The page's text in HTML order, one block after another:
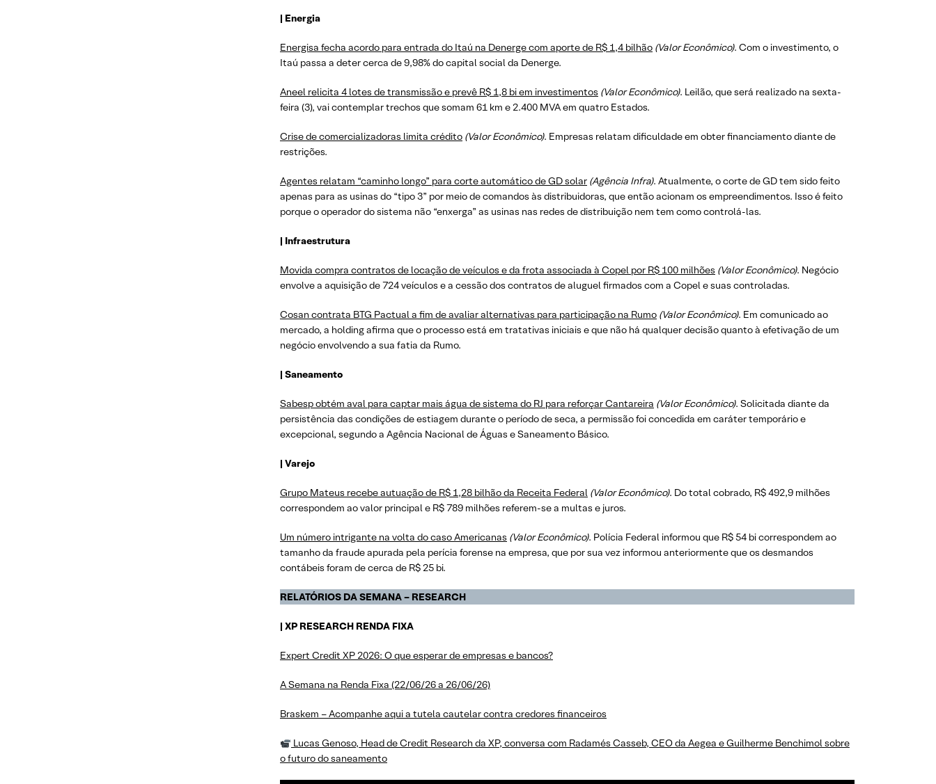
| Energia
Energisa fecha acordo para entrada do Itaú na Denerge com aporte de R$ 1,4 bilhão (Valor Econômico). Com o investimento, o
Itaú passa a deter cerca de 9,98% do capital social da Denerge.
Aneel relicita 4 lotes de transmissão e prevê R$ 1,8 bi em investimentos (Valor Econômico). Leilão, que será realizado na sexta-
feira (3), vai contemplar trechos que somam 61 km e 2.400 MVA em quatro Estados.
Crise de comercializadoras limita crédito (Valor Econômico). Empresas relatam dificuldade em obter financiamento diante de
restrições.
Agentes relatam “caminho longo” para corte automático de GD solar (Agência Infra). Atualmente, o corte de GD tem sido feito
apenas para as usinas do “tipo 3” por meio de comandos às distribuidoras, que então acionam os empreendimentos. Isso é feito
porque o operador do sistema não “enxerga” as usinas nas redes de distribuição nem tem como controlá-las.
| Infraestrutura
Movida compra contratos de locação de veículos e da frota associada à Copel por R$ 100 milhões (Valor Econômico). Negócio
envolve a aquisição de 724 veículos e a cessão dos contratos de aluguel firmados com a Copel e suas controladas.
Cosan contrata BTG Pactual a fim de avaliar alternativas para participação na Rumo (Valor Econômico). Em comunicado ao
mercado, a holding afirma que o processo está em tratativas iniciais e que não há qualquer decisão quanto à efetivação de um
negócio envolvendo a sua fatia da Rumo.
| Saneamento
Sabesp obtém aval para captar mais água de sistema do RJ para reforçar Cantareira (Valor Econômico). Solicitada diante da
persistência das condições de estiagem durante o período de seca, a permissão foi concedida em caráter temporário e
excepcional, segundo a Agência Nacional de Águas e Saneamento Básico.
| Varejo
Grupo Mateus recebe autuação de R$ 1,28 bilhão da Receita Federal (Valor Econômico). Do total cobrado, R$ 492,9 milhões
correspondem ao valor principal e R$ 789 milhões referem-se a multas e juros.
Um número intrigante na volta do caso Americanas (Valor Econômico). Polícia Federal informou que R$ 54 bi correspondem ao
tamanho da fraude apurada pela perícia forense na empresa, que por sua vez informou anteriormente que os desmandos
contábeis foram de cerca de R$ 25 bi.
RELATÓRIOS DA SEMANA – RESEARCH
| XP RESEARCH RENDA FIXA
Expert Credit XP 2026: O que esperar de empresas e bancos?
A Semana na Renda Fixa (22/06/26 a 26/06/26)
Braskem – Acompanhe aqui a tutela cautelar contra credores financeiros
Lucas Genoso, Head de Credit Research da XP, conversa com Radamés Casseb, CEO da Aegea e Guilherme Benchimol sobre
o futuro do saneamento